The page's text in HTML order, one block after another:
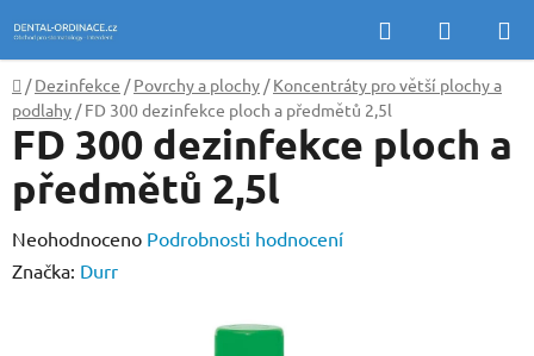
na
obsah
Hledat
KOŠÍK
Domů
/ Dezinfekce / Povrchy a plochy / Koncentráty pro větší plochy a
podlahy / FD 300 dezinfekce ploch a předmětů 2,5l
FD 300 dezinfekce ploch a
předmětů 2,5l
Průměrné
hodnocení
Neohodnoceno Podrobnosti hodnocení
Značka: Durr